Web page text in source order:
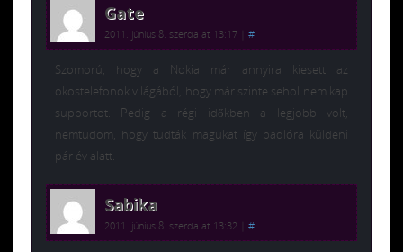
Gate
2011. június 8. szerda at 13:17 #
Szomorú, hogy a Nokia már annyira kiesett az
okostelefonok világából, hogy már szinte sehol nem kap
supportot. Pedig a régi időkben a legjobb volt,
nemtudom, hogy tudták magukat így padlóra küldeni
pár év alatt.
Sabika
2011. június 8. szerda at 13:32 #